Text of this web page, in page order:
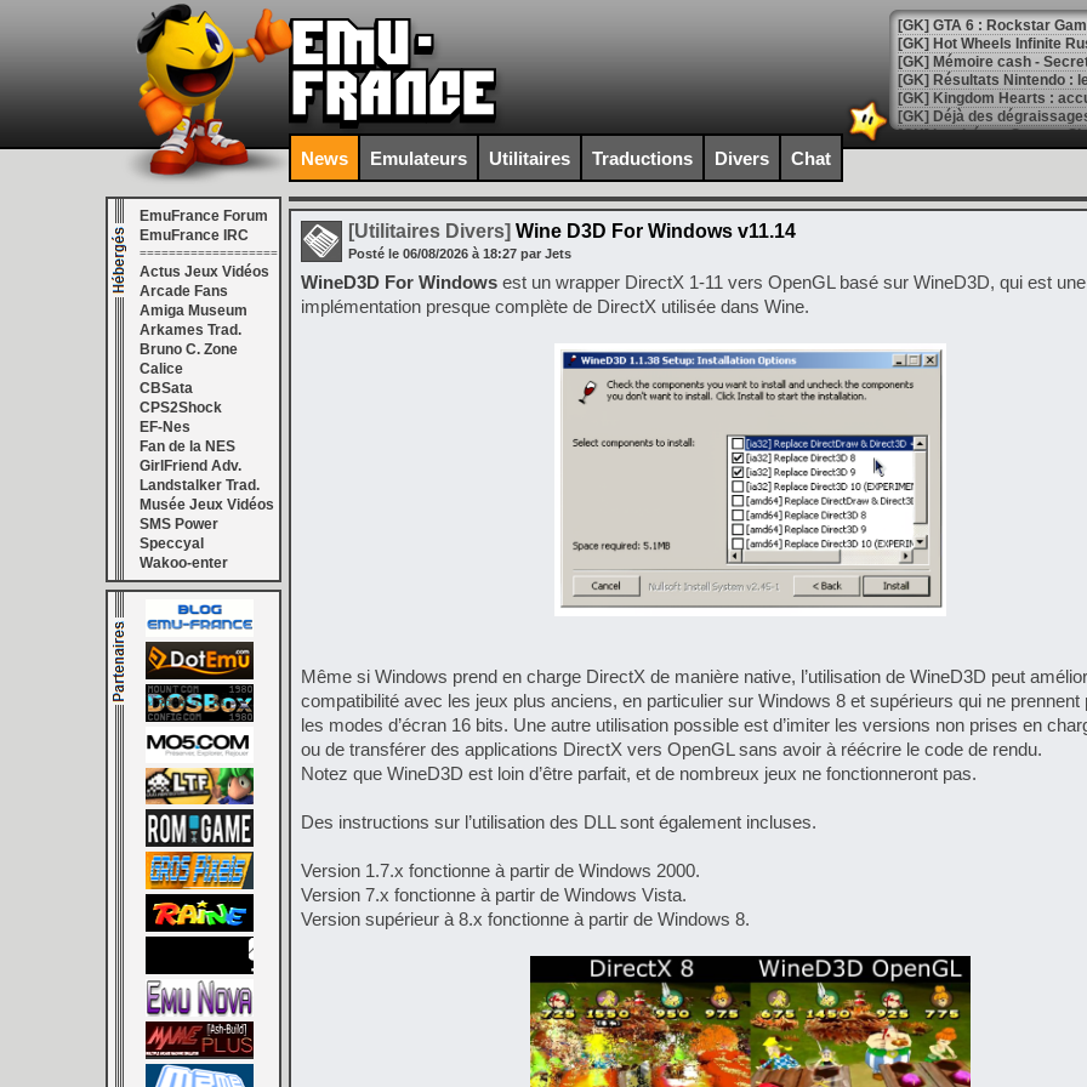
[GK] Hot Wheels Infinite
[GK] Mémoire cash -
[GK] Résultats Nintendo :
[GK] Déjà des
[Mo5] Brickboy cherche à
[GK] Minecraft et ses «
[GK] Beast of
[GK] Ubisoft : fin de partie
[GK] Mémoire cash -
[GK] Dan Houser (GTA)
[GK] Comment EA Sports
[GK] Crimson Moon : un
[GK] Isle of Reveries : le
[GK] Moonlighter 2 : The
[GK] Capcom relance
[Mo5] Deux inédits du
[GK] Le beat'em up The
[GK] Endless Legend 2 :
[LS] [PS5] Le WebKit
[GK] Oubliez Crazy Taxi,
[LS] [Switch] NSZ 5.0.0
[GK] No More Room in
[GK] Un chatbot Atelier
[GK] Mémoire cash -
[GK] Nvidia : le prix des
[GK] Suikoden Star Leap
[Mo5] La mini borne
[GK] Pourquoi Marvel
[GK] Test : Restory : Chill
[GK] GTA 6 : Rockstar
News Emulateurs Utilitaires Traductions Divers Chat
EmuFrance Forum
EmuFrance IRC
===================
Actus Jeux Vidéos
Arcade Fans
Amiga Museum
Arkames Trad.
Bruno C. Zone
Calice
CBSata
CPS2Shock
EF-Nes
Fan de la NES
GirlFriend Adv.
Landstalker Trad.
Musée Jeux Vidéos
SMS Power
Speccyal
Wakoo-enter
[Utilitaires Divers] Wine D3D For Windows v11.14
Posté le 06/08/2026 à 18:27 par Jets
WineD3D For Windows est un wrapper DirectX 1-11 vers OpenGL basé sur WineD3D, qui est une
implémentation presque complète de DirectX utilisée dans Wine.
Même si Windows prend en charge DirectX de manière native, l’utilisation de WineD3D peut
compatibilité avec les jeux plus anciens, en particulier sur Windows 8 et supérieurs qui ne prennent
les modes d’écran 16 bits. Une autre utilisation possible est d’imiter les versions non prises en
ou de transférer des applications DirectX vers OpenGL sans avoir à réécrire le code de rendu.
Notez que WineD3D est loin d’être parfait, et de nombreux jeux ne fonctionneront pas.
Des instructions sur l’utilisation des DLL sont également incluses.
Version 1.7.x fonctionne à partir de Windows 2000.
Version 7.x fonctionne à partir de Windows Vista.
Version supérieur à 8.x fonctionne à partir de Windows 8.